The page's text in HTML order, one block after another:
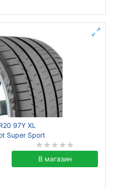
97Y XL
Super Sport
В магазин